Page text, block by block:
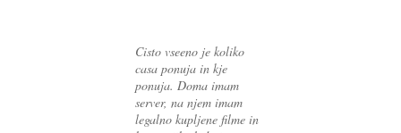
Cisto vseeno je koliko
casa ponuja in kje
ponuja. Doma imam
server, na njem imam
legalno kupljene filme in